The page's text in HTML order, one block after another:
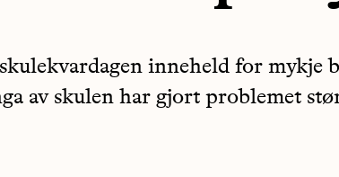
inneheld for mykje
av skulen har gjort problemet